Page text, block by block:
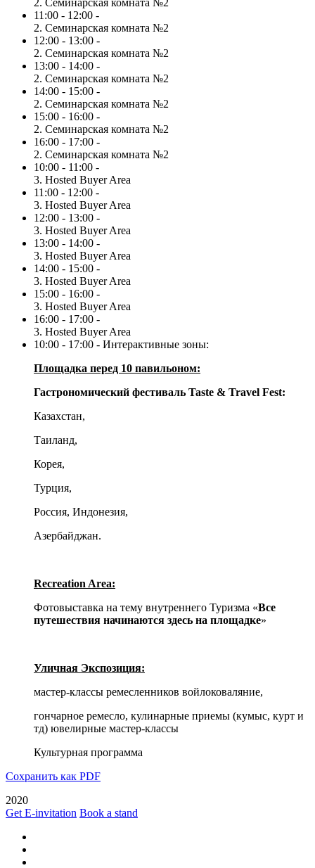
2. Семинарская комната №2
11:00 - 12:00 -
2. Семинарская комната №2
12:00 - 13:00 -
2. Семинарская комната №2
13:00 - 14:00 -
2. Семинарская комната №2
14:00 - 15:00 -
2. Семинарская комната №2
15:00 - 16:00 -
2. Семинарская комната №2
16:00 - 17:00 -
2. Семинарская комната №2
10:00 - 11:00 -
3. Hosted Buyer Area
11:00 - 12:00 -
3. Hosted Buyer Area
12:00 - 13:00 -
3. Hosted Buyer Area
13:00 - 14:00 -
3. Hosted Buyer Area
14:00 - 15:00 -
3. Hosted Buyer Area
15:00 - 16:00 -
3. Hosted Buyer Area
16:00 - 17:00 -
3. Hosted Buyer Area
10:00 - 17:00 - Интерактивные зоны:
Площадка перед 10 павильоном:
Гастрономический фестиваль Taste & Travel Fest:
Казахстан,
Таиланд,
Корея,
Турция,
Россия, Индонезия,
Азербайджан.
Recreation Area:
Фотовыставка на тему внутреннего Туризма «Все
путешествия начинаются здесь на площадке»
Уличная Экспозиция:
мастер-классы ремесленников войлоковаляние,
гончарное ремесло, кулинарные приемы (кумыс, курт и
тд) ювелирные мастер-классы
Культурная программа
Сохранить как PDF
2020
Get E-invitation Book a stand